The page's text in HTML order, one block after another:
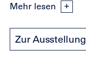
Mehr lesen
Zur Ausstellung